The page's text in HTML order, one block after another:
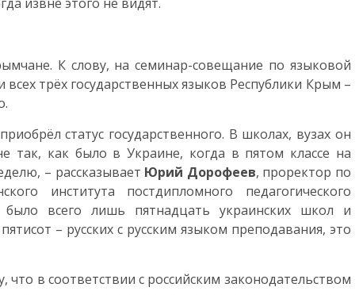
К слову, на семинар-совещание по языковой
трёх государственных языков Республики Крым –
статус государственного. В школах, вузах он
так, как было в Украине, когда в пятом классе на
– рассказывает Юрий Дорофеев, проректор по
института постдипломного педагогического
всего лишь пятнадцать украинских школ и
– русских с русским языком преподавания, это
в соответствии с российским законодательством